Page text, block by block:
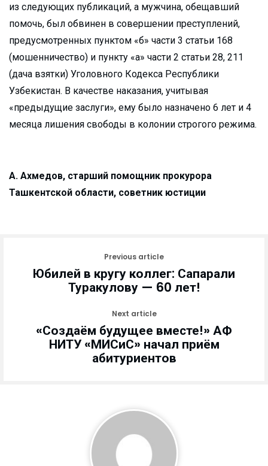
из следующих публикаций, а мужчина, обещавший
помочь, был обвинен в совершении преступлений,
предусмотренных пунктом «б» части 3 статьи 168
(мошенничество) и пункту «а» части 2 статьи 28, 211
(дача взятки) Уголовного Кодекса Республики
Узбекистан. В качестве наказания, учитывая
«предыдущие заслуги», ему было назначено 6 лет и 4
месяца лишения свободы в колонии строгого режима.
А. Ахмедов, старший помощник прокурора
Ташкентской области, советник юстиции
Previous article
Юбилей в кругу коллег: Сапарали
Туракулову — 60 лет!
Next article
«Создаём будущее вместе!» АФ
НИТУ «МИСиС» начал приём
абитуриентов